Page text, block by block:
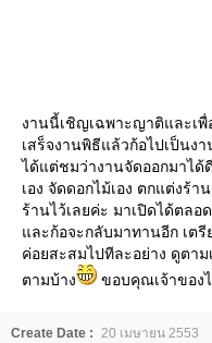
งานนี้เชิญเฉพาะญาติและเ
เสร็จงานพิธีแล้วก้อไปเป็นง
ได้แต่ชมว่างานจัดออกมาได้
เอง จัดดอกไม้เอง ตกแต่งร้า
ร้านไว้เลยค่ะ มาเปิดได้ตล
ละก้อจะกลับมาทานอีก เตรี
ค่อยสะสมไปทีละอย่าง ดูตาม
ตามบ้าง
ขอบคุณเจ้าของ
Create Date : 20 เมษายน 2553